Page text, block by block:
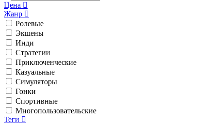
Цена
Жанр
Ролевые
Экшены
Инди
Стратегии
Приключенческие
Казуальные
Симуляторы
Гонки
Спортивные
Многопользовательские
Теги